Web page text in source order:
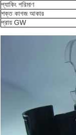
প্যাকিং পরিমাণ
শক্ত কাগজ আকার
প্রায় GW